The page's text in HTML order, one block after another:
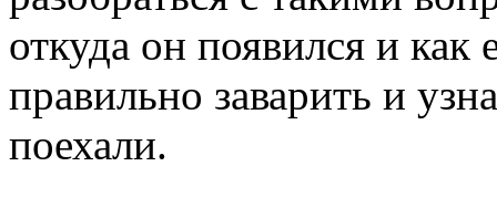
откуда он появился и как
правильно заварить и
поехали.